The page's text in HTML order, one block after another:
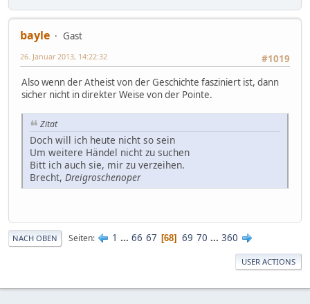
bayle
Gast
#1019
26. Januar 2013, 14:22:32
Also wenn der Atheist von der Geschichte fasziniert ist, dann
sicher nicht in direkter Weise von der Pointe.
Zitat
Doch will ich heute nicht so sein
Um weitere Händel nicht zu suchen
Bitt ich auch sie, mir zu verzeihen.
Brecht, Dreigroschenoper
NACH OBEN Seiten 1 ... 66 67 68 69 70 ... 360
USER ACTIONS